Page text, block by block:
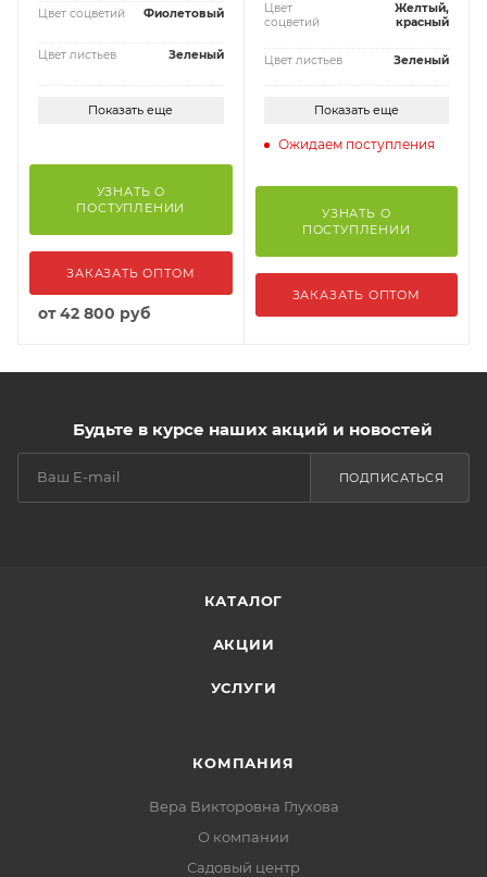
Цвет соцветий Фиолетовый
Цвет листьев Зеленый
Показать еще
УЗНАТЬ О
ПОСТУПЛЕНИИ
ЗАКАЗАТЬ ОПТОМ
от42 800 руб
Цвет
соцветий
Желтый,
красный
Цвет листьев Зеленый
Показать еще
Ожидаем поступления
УЗНАТЬ О
ПОСТУПЛЕНИИ
ЗАКАЗАТЬ ОПТОМ
Будьте в курсе наших акций и новостей
ПОДПИСАТЬСЯ
КАТАЛОГ
АКЦИИ
УСЛУГИ
КОМПАНИЯ
Вера Викторовна Глухова
О компании
Садовый центр